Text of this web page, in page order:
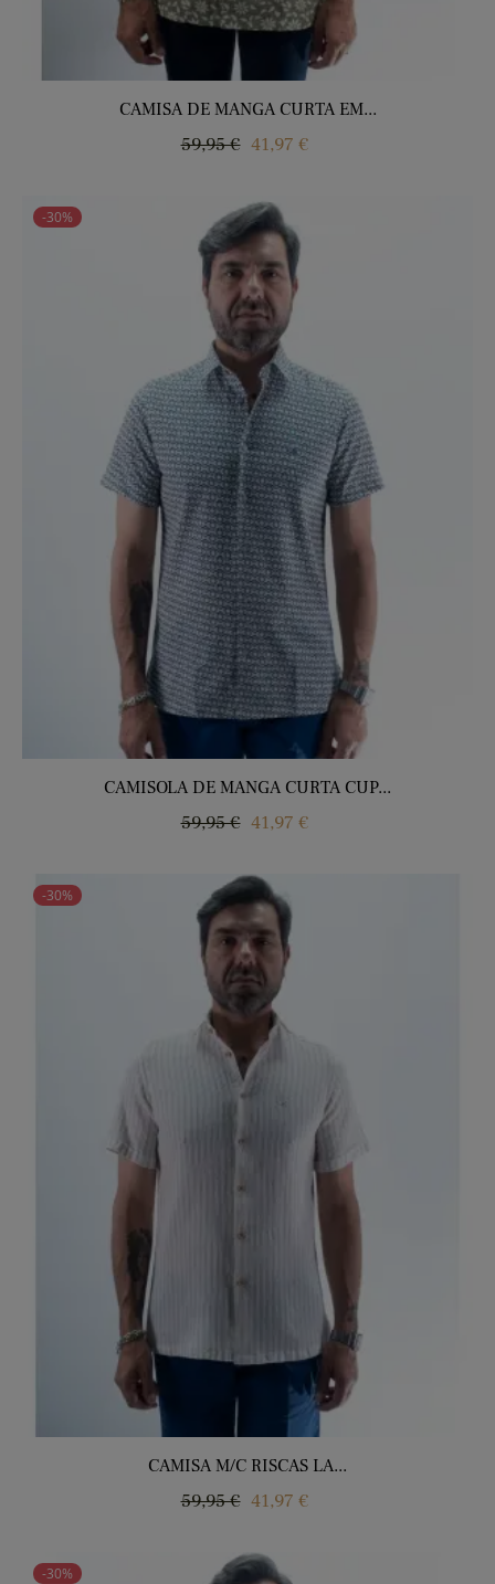
CAMISA DE MANGA CURTA EM...
Regular
59,95 € Price
41,97 €
-30%
CAMISOLA DE MANGA CURTA CUP...
Regular
59,95 € Price
41,97 €
-30%
CAMISA M/C RISCAS LA...
Regular
59,95 € Price
41,97 €
-30%